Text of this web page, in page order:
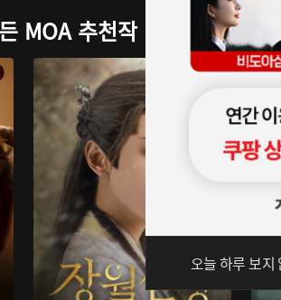
MOA 추천작
오늘 하루 보지